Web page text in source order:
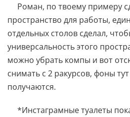
Роман, по твоему примеру
пространство для работы,
отдельных столов сделал,
универсальность этого
можно убрать компы и вот
снимать с 2 ракурсов, фоны
получаются.
*Инстаграмные туалеты